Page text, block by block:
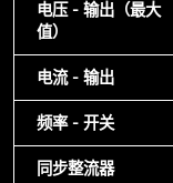
电压 - 输出（最大
值）
电流 - 输出
频率 - 开关
同步整流器